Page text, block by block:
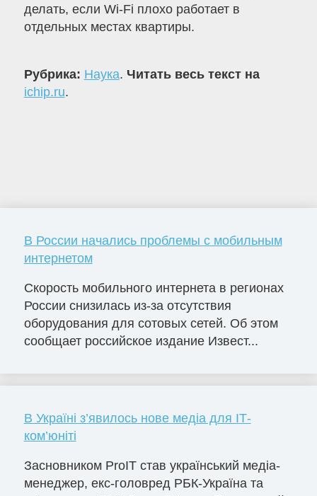
делать, если Wi-Fi плохо работает в
отдельных местах квартиры.
Рубрика: Наука. Читать весь текст на
ichip.ru.
В России начались проблемы с мобильным
интернетом
Скорость мобильного интернета в регионах
России снизилась из-за отсутствия
оборудования для сотовых сетей. Об этом
сообщает российское издание Извест...
В Україні з’явилось нове медіа для ІТ-
ком’юніті
Засновником ProIT став український медіа-
менеджер, екс-головред РБК-Україна та